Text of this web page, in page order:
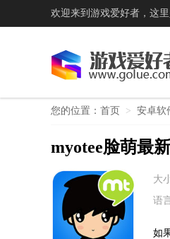
欢迎来到游戏爱好者，这
您的位置： 首页 > 安卓软
myotee脸萌最
大
语
如